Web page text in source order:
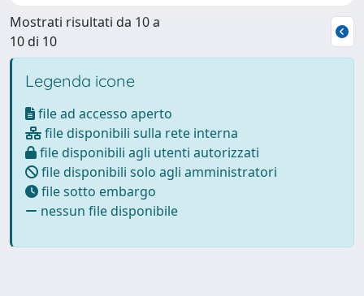
Mostrati risultati da 10 a
10 di 10
Legenda icone
file ad accesso aperto
file disponibili sulla rete interna
file disponibili agli utenti autorizzati
file disponibili solo agli amministratori
file sotto embargo
nessun file disponibile